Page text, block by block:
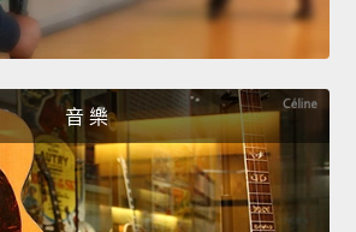
音 樂